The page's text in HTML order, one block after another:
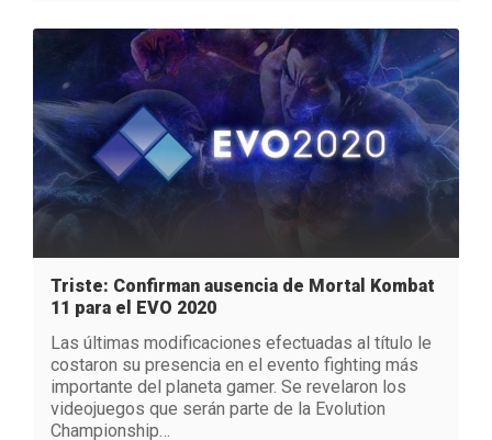
Triste: Confirman ausencia de Mortal Kombat
11 para el EVO 2020
Las últimas modificaciones efectuadas al título le
costaron su presencia en el evento fighting más
importante del planeta gamer. Se revelaron los
videojuegos que serán parte de la Evolution
Championship…